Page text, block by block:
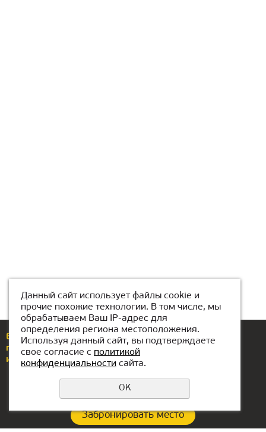
Еcли у вас возникли вопросы или предложения,
позвоните по номеру +7(776)077-31-01
или напишите намatyrau@kiber1.com
Забронировать место
Данный сайт использует файлы cookie и
прочие похожие технологии. В том числе, мы
обрабатываем Ваш IP-адрес для
определения региона местоположения.
Используя данный сайт, вы подтверждаете
свое согласие с политикой
конфиденциальности сайта.
OK